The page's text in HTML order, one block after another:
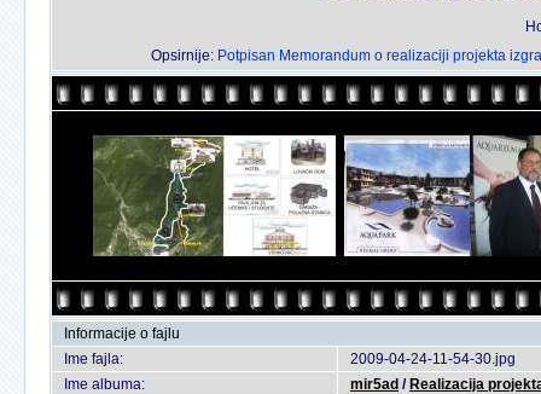
Opsirnije: Potpisan Memorandum o realizaciji projekta
Informacije o fajlu
Ime fajla:
2009-04-24-11-54-30.jpg
Ime albuma:
mir5ad / Realizacija